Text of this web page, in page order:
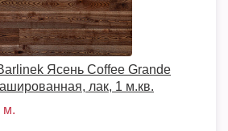
Ясень Coffee Grande
лак, 1 м.кв.
м.